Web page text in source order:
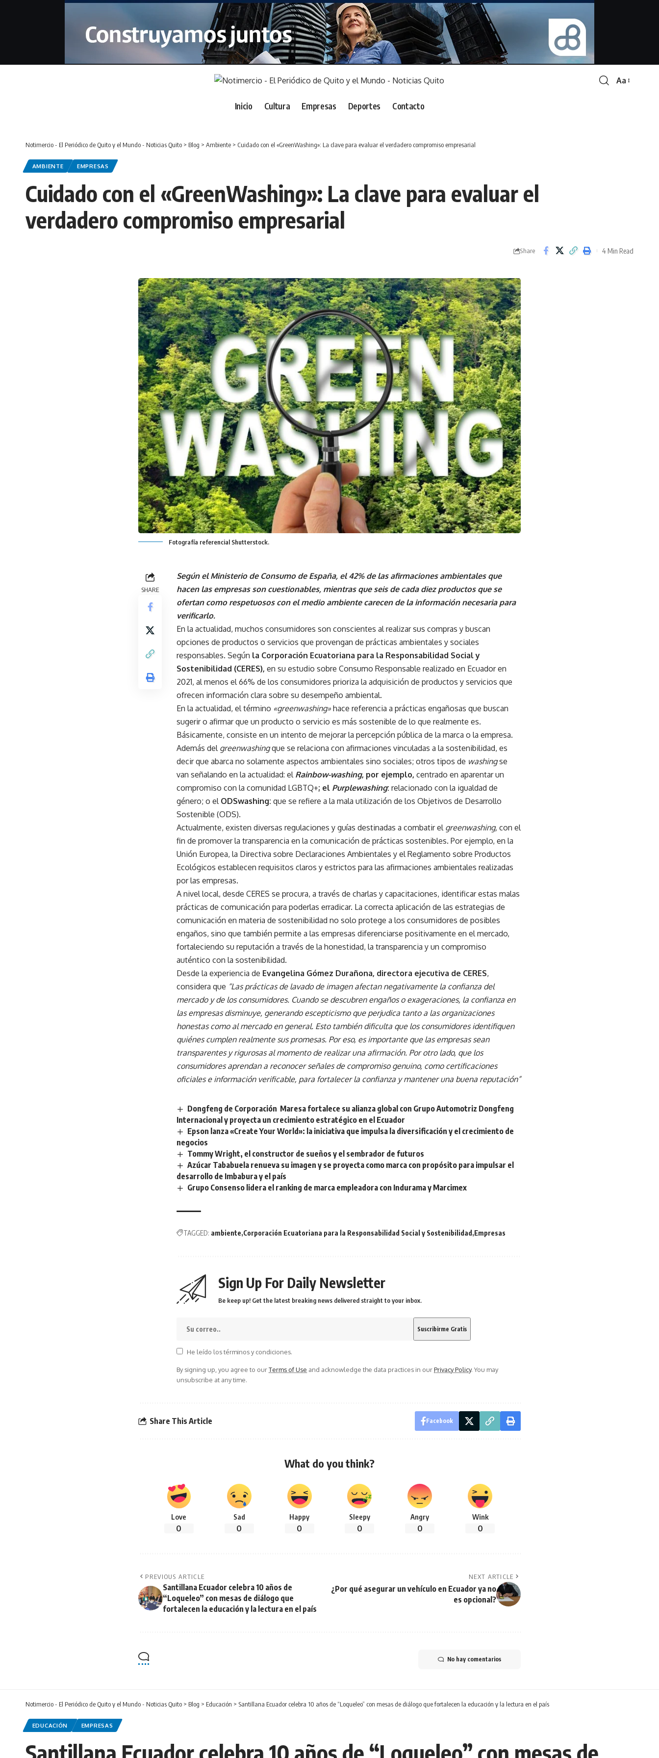
Font
Aa
Inicio Cultura Empresas Deportes Contacto
Notimercio - El Periódico de Quito y el Mundo - Noticias Quito > Blog > Ambiente > Cuidado con el «GreenWashing»: La clave para evaluar el verdadero compromiso empresarial
AMBIENTE EMPRESAS
Cuidado con el «GreenWashing»: La clave para evaluar el
verdadero compromiso empresarial
Share 4 Min Read
Fotografía referencial Shutterstock.
SHARE
Según el Ministerio de Consumo de España, el 42% de las afirmaciones ambientales que
hacen las empresas son cuestionables, mientras que seis de cada diez productos que se
ofertan como respetuosos con el medio ambiente carecen de la información necesaria para
verificarlo.
En la actualidad, muchos consumidores son conscientes al realizar sus compras y buscan
opciones de productos o servicios que provengan de prácticas ambientales y sociales
responsables. Según la Corporación Ecuatoriana para la Responsabilidad Social y
Sostenibilidad (CERES), en su estudio sobre Consumo Responsable realizado en Ecuador en
2021, al menos el 66% de los consumidores prioriza la adquisición de productos y servicios que
ofrecen información clara sobre su desempeño ambiental.
En la actualidad, el término «greenwashing» hace referencia a prácticas engañosas que buscan
sugerir o afirmar que un producto o servicio es más sostenible de lo que realmente es.
Básicamente, consiste en un intento de mejorar la percepción pública de la marca o la empresa.
Además del greenwashingque se relaciona con afirmaciones vinculadas a la sostenibilidad, es
decir que abarca no solamente aspectos ambientales sino sociales; otros tipos de washingse
van señalando en la actualidad: el Rainbow-washing, por ejemplo, centrado en aparentar un
compromiso con la comunidad LGBTQ+; el Purplewashing: relacionado con la igualdad de
género; o el ODSwashing: que se refiere a la mala utilización de los Objetivos de Desarrollo
Sostenible (ODS).
Actualmente, existen diversas regulaciones y guías destinadas a combatir el greenwashing, con el
fin de promover la transparencia en la comunicación de prácticas sostenibles. Por ejemplo, en la
Unión Europea, la Directiva sobre Declaraciones Ambientales y el Reglamento sobre Productos
Ecológicos establecen requisitos claros y estrictos para las afirmaciones ambientales realizadas
por las empresas.
A nivel local, desde CERES se procura, a través de charlas y capacitaciones, identificar estas malas
prácticas de comunicación para poderlas erradicar. La correcta aplicación de las estrategias de
comunicación en materia de sostenibilidad no solo protege a los consumidores de posibles
engaños, sino que también permite a las empresas diferenciarse positivamente en el mercado,
fortaleciendo su reputación a través de la honestidad, la transparencia y un compromiso
auténtico con la sostenibilidad.
Desde la experiencia de Evangelina Gómez Durañona, directora ejecutiva de CERES,
considera que “Las prácticas de lavado de imagen afectan negativamente la confianza del
mercado y de los consumidores. Cuando se descubren engaños o exageraciones, la confianza en
las empresas disminuye, generando escepticismo que perjudica tanto a las organizaciones
honestas como al mercado en general. Esto también dificulta que los consumidores identifiquen
quiénes cumplen realmente sus promesas. Por eso, es importante que las empresas sean
transparentes y rigurosas al momento de realizar una afirmación. Por otro lado, que los
consumidores aprendan a reconocer señales de compromiso genuino, como certificaciones
oficiales e información verificable, para fortalecer la confianza y mantener una buena reputación”
Dongfeng de Corporación Maresa fortalece su alianza global con Grupo Automotriz Dongfeng
Internacional y proyecta un crecimiento estratégico en el Ecuador
Epson lanza «Create Your World»: la iniciativa que impulsa la diversificación y el crecimiento de
negocios
Tommy Wright, el constructor de sueños y el sembrador de futuros
Azúcar Tababuela renueva su imagen y se proyecta como marca con propósito para impulsar el
desarrollo de Imbabura y el país
Grupo Consenso lidera el ranking de marca empleadora con Indurama y Marcimex
TAGGED: ambiente Corporación Ecuatoriana para la Responsabilidad Social y Sostenibilidad Empresas
Sign Up For Daily Newsletter
Be keep up! Get the latest breaking news delivered straight to your inbox.
He leído los términos y condiciones.
By signing up, you agree to ourTerms of Use and acknowledge the data practices in ourPrivacy Policy. You may
unsubscribe at any time.
Share This Article Facebook
What do you think?
Love
0
Sad
0
Happy
0
Sleepy
0
Angry
0
Wink
0
PREVIOUS ARTICLE
Santillana Ecuador celebra 10 años de
“Loqueleo” con mesas de diálogo que
fortalecen la educación y la lectura en el país
NEXT ARTICLE
¿Por qué asegurar un vehículo en Ecuador ya no
es opcional?
No hay comentarios
Notimercio - El Periódico de Quito y el Mundo - Noticias Quito > Blog > Educación > Santillana Ecuador celebra 10 años de “Loqueleo” con mesas de diálogo que fortalecen la educación y la lectura en el país
EDUCACIÓN EMPRESAS